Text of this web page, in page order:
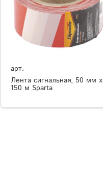
арт.
Лента сигнальная, 50 мм х
150 м Sparta